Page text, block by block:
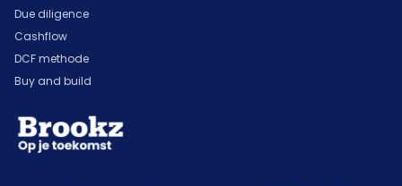
Due diligence
Cashflow
DCF methode
Buy and build